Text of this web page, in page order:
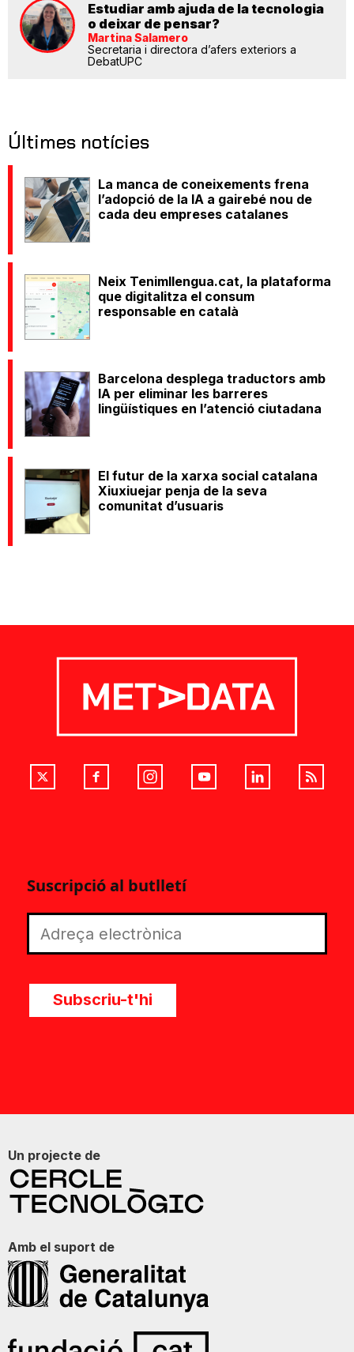
Estudiar amb ajuda de la tecnologia
o deixar de pensar?
Martina Salamero
Secretaria i directora d’afers exteriors a
DebatUPC
Últimes notícies
La manca de coneixements frena
l’adopció de la IA a gairebé nou de
cada deu empreses catalanes
Neix Tenimllengua.cat, la plataforma
que digitalitza el consum
responsable en català
Barcelona desplega traductors amb
IA per eliminar les barreres
lingüístiques en l’atenció ciutadana
El futur de la xarxa social catalana
Xiuxiuejar penja de la seva
comunitat d’usuaris
Suscripció al butlletí
Subscriu-t'hi
Un projecte de
Amb el suport de